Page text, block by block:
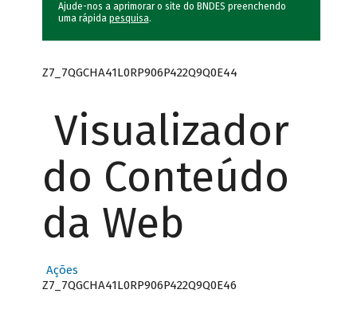
Ajude-nos a aprimorar o site do BNDES preenchendo
uma rápida pesquisa.
Z7_7QGCHA41L0RP906P422Q9Q0E44
Visualizador
do Conteúdo
da Web
Ações
Z7_7QGCHA41L0RP906P422Q9Q0E46